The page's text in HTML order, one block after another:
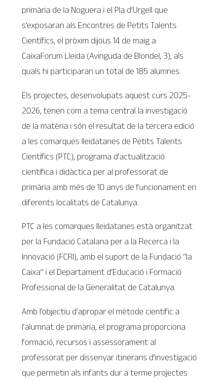
primària de la Noguera i el Pla d’Urgell que
s’exposaran als Encontres de Petits Talents
Científics, el pròxim dijous 14 de maig a
CaixaForum Lleida (Avinguda de Blondel, 3), als
quals hi participaran un total de 185 alumnes.
Els projectes, desenvolupats aquest curs 2025-
2026, tenen com a tema central la investigació
de la matèria i són el resultat de la tercera edició
a les comarques lleidatanes de Petits Talents
Científics (PTC), programa d’actualització
científica i didàctica per al professorat de
primària amb més de 10 anys de funcionament en
diferents localitats de Catalunya.
PTC a les comarques lleidatanes està organitzat
per la Fundació Catalana per a la Recerca i la
Innovació (FCRI), amb el suport de la Fundació “la
Caixa” i el Departament d’Educació i Formació
Professional de la Generalitat de Catalunya.
Amb l’objectiu d’apropar el mètode científic a
l’alumnat de primària, el programa proporciona
formació, recursos i assessorament al
professorat per dissenyar itineraris d’investigació
que permetin als infants dur a terme projectes